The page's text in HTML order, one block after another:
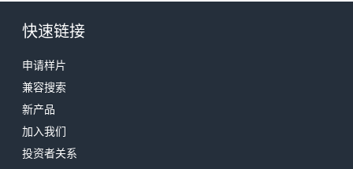
快速链接
申请样片
兼容搜索
新产品
加入我们
投资者关系